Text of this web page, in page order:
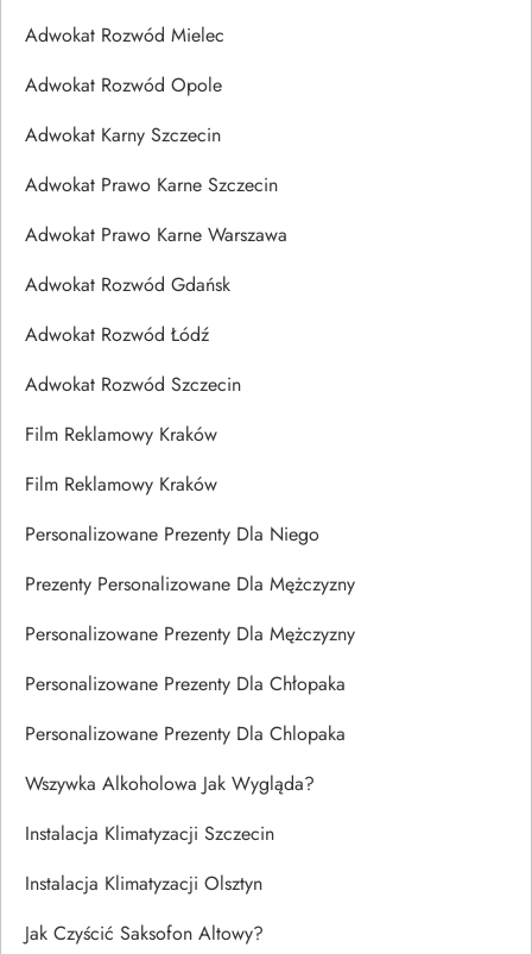
Adwokat Rozwód Mielec
Adwokat Rozwód Opole
Adwokat Karny Szczecin
Adwokat Prawo Karne Szczecin
Adwokat Prawo Karne Warszawa
Adwokat Rozwód Gdańsk
Adwokat Rozwód Łódź
Adwokat Rozwód Szczecin
Film Reklamowy Kraków
Film Reklamowy Kraków
Personalizowane Prezenty Dla Niego
Prezenty Personalizowane Dla Mężczyzny
Personalizowane Prezenty Dla Mężczyzny
Personalizowane Prezenty Dla Chłopaka
Personalizowane Prezenty Dla Chlopaka
Wszywka Alkoholowa Jak Wygląda?
Instalacja Klimatyzacji Szczecin
Instalacja Klimatyzacji Olsztyn
Jak Czyścić Saksofon Altowy?